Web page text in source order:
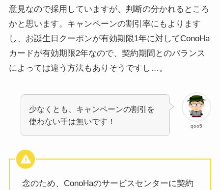
意見なので採用していますが、判断の分かれるところ
かと思います。キャンペーンの割引率にもよります
し、お誕生日クーポンが有効期限1年に対してConoHa
カードが有効期限2年なので、契約期間とのバランス
によっては違う方法もありそうですし…。
qoo5
少なくとも、キャンペーンの割引を
使わない手は無いです！
念のため、ConoHaのサービスセンターに契約